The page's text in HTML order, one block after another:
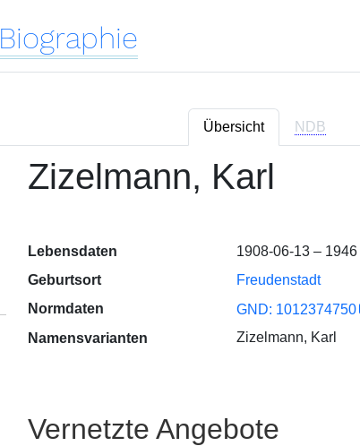
Biographie
Übersicht NDB
Zizelmann, Karl
Lebensdaten
1908-06-13 – 1946
Geburtsort
Freudenstadt
Normdaten
GND: 1012374750
Namensvarianten
Zizelmann, Karl
Vernetzte Angebote